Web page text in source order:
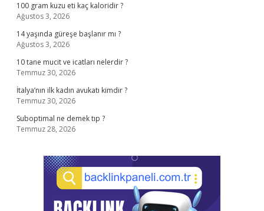
100 gram kuzu eti kaç kaloridir ?
Ağustos 3, 2026
14 yaşında güreşe başlanır mı ?
Ağustos 3, 2026
10 tane mucit ve icatları nelerdir ?
Temmuz 30, 2026
İtalya’nın ilk kadın avukatı kimdir ?
Temmuz 30, 2026
Suboptimal ne demek tıp ?
Temmuz 28, 2026